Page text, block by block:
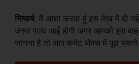
निष्कर्ष: मैं आशा करता हूं इस लेख में दी
जरूर पसंद आई होगी अगर आपको इस
जानना है तो आप कमेंट बॉक्स में पूछ सकते